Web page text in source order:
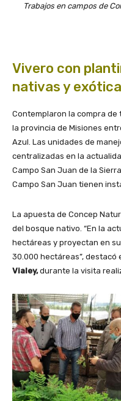
Trabajos en campos de
Vivero con
nativas y
Contemplaron la compra de
la provincia de Misiones
Azul. Las unidades de
centralizadas en la
Campo San Juan de la
Campo San Juan tienen
La apuesta de Concep
del bosque nativo. “En la
hectáreas y proyectan en
30.000 hectáreas”, destacó
Vialey,durante la visita